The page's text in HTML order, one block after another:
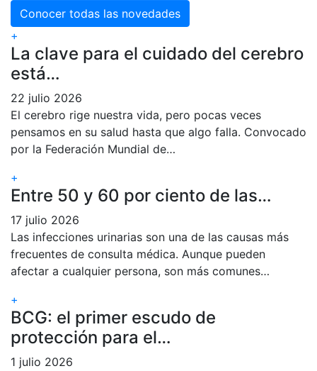
Conocer todas las novedades
+
La clave para el cuidado del cerebro
está…
22 julio 2026
El cerebro rige nuestra vida, pero pocas veces
pensamos en su salud hasta que algo falla. Convocado
por la Federación Mundial de…
+
Entre 50 y 60 por ciento de las…
17 julio 2026
Las infecciones urinarias son una de las causas más
frecuentes de consulta médica. Aunque pueden
afectar a cualquier persona, son más comunes…
+
BCG: el primer escudo de
protección para el…
1 julio 2026